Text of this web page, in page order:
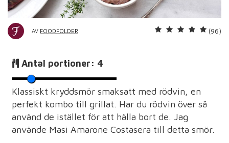
AV FOODFOLDER (96)
Antal portioner: 4
Klassiskt kryddsmör smaksatt med rödvin, en
perfekt kombo till grillat. Har du rödvin över så
använd de istället för att hälla bort de. Jag
använde Masi Amarone Costasera till detta smör.